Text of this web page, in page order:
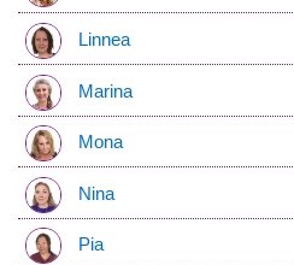
Linnea
Marina
Mona
Nina
Pia